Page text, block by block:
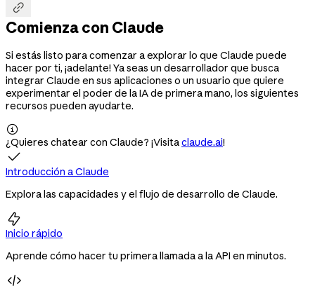

Comienza con Claude
Si estás listo para comenzar a explorar lo que Claude puede
hacer por ti, ¡adelante! Ya seas un desarrollador que busca
integrar Claude en sus aplicaciones o un usuario que quiere
experimentar el poder de la IA de primera mano, los siguientes
recursos pueden ayudarte.

¿Quieres chatear con Claude? ¡Visitaclaude.ai!

Introducción a Claude
Explora las capacidades y el flujo de desarrollo de Claude.

Inicio rápido
Aprende cómo hacer tu primera llamada a la API en minutos.
